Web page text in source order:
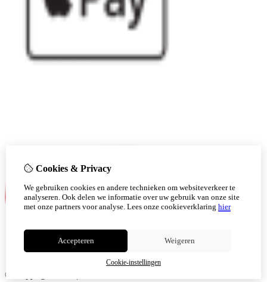
© Copyright 2026 |
Cookies & Privacy
We gebruiken cookies en andere technieken om websiteverkeer te
analyseren. Ook delen we informatie over uw gebruik van onze site
met onze partners voor analyse. Lees onze cookieverklaring hier
Accepteren Weigeren
Cookie-instellingen